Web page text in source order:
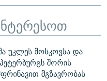
უკლეს მოსკოვსა და
შორის
მგზავრობას